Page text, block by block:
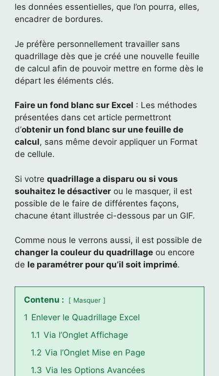
les données essentielles, que l’on pourra, elles,
encadrer de bordures.
Je préfère personnellement travailler sans
quadrillage dès que je créé une nouvelle feuille
de calcul afin de pouvoir mettre en forme dès le
départ les éléments clés.
Faire un fond blanc sur Excel : Les méthodes
présentées dans cet article permettront
d’obtenir un fond blanc sur une feuille de
calcul, sans même devoir appliquer un Format
de cellule.
Si votre quadrillage a disparu ou si vous
souhaitez le désactiver ou le masquer, il est
possible de le faire de différentes façons,
chacune étant illustrée ci-dessous par un GIF.
Comme nous le verrons aussi, il est possible de
changer la couleur du quadrillage ou encore
de le paramétrer pour qu’il soit imprimé.
Contenu : Masquer
1 Enlever le Quadrillage Excel
1.1 Via l’Onglet Affichage
1.2 Via l’Onglet Mise en Page
1.3 Via les Options Avancées